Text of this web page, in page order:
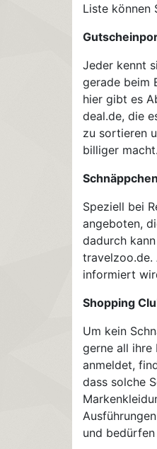
Liste können
Jeder kennt
gerade beim
hier gibt es
deal.de, die
zu sortieren
billiger macht.
Speziell bei
angeboten,
dadurch
travelzoo.de.
informiert
Shopping
Um kein
gerne all ihre
anmeldet,
dass solche
und